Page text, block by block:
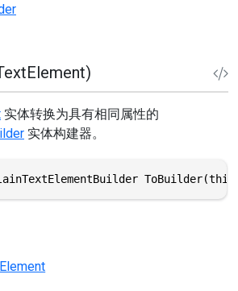
实体转换为具有相同属性的
实体构建器。